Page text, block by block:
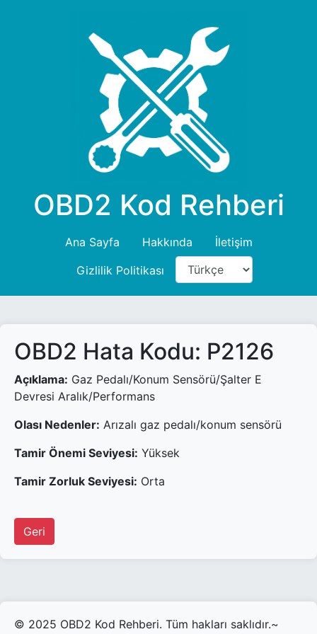
OBD2 Kod Rehberi
Ana Sayfa Hakkında
İletişim
Gizlilik Politikası
OBD2 Hata Kodu: P2126
Açıklama: Gaz Pedalı/Konum Sensörü/Şalter E
Devresi Aralık/Performans
Olası Nedenler: Arızalı gaz pedalı/konum sensörü
Tamir Önemi Seviyesi: Yüksek
Tamir Zorluk Seviyesi: Orta
Geri
© 2025 OBD2 Kod Rehberi. Tüm hakları saklıdır.~